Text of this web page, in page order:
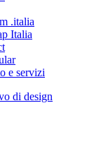
.italia
Italia
e servizi
di design